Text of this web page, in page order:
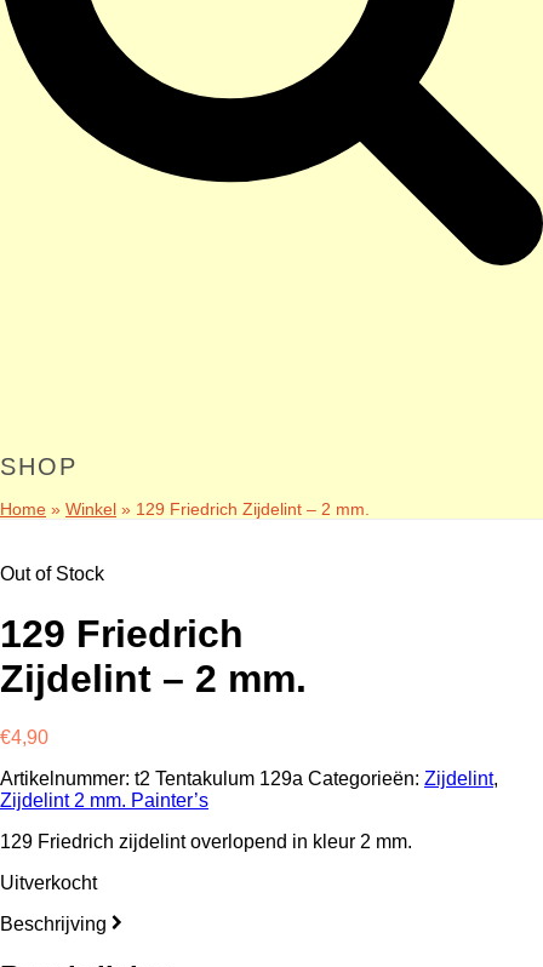
SHOP
Home » Winkel » 129 Friedrich Zijdelint – 2 mm.
Out of Stock
129 Friedrich
Zijdelint – 2 mm.
€4,90
Artikelnummer: t2 Tentakulum 129a Categorieën: Zijdelint,
Zijdelint 2 mm. Painter’s
129 Friedrich zijdelint overlopend in kleur 2 mm.
Uitverkocht
Beschrijving